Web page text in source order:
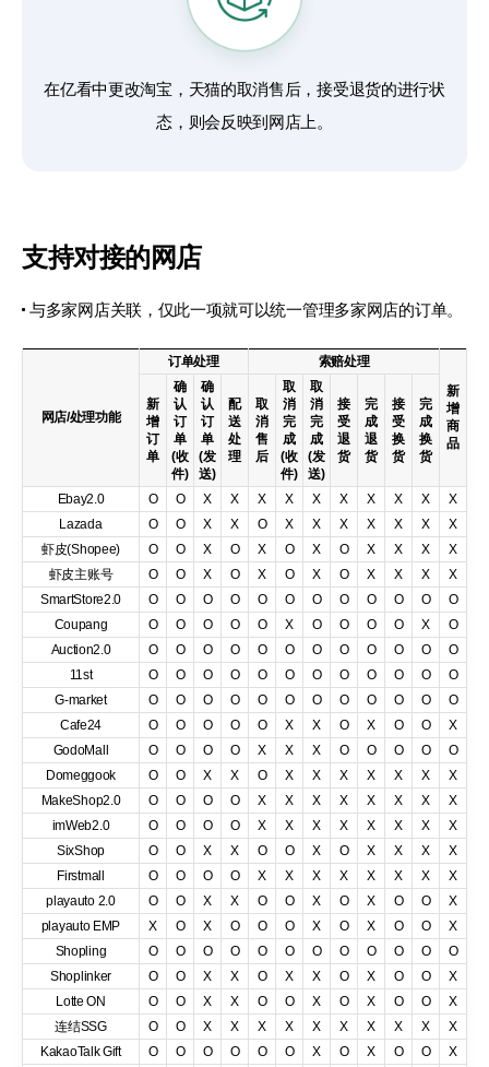
在亿看中更改淘宝，天猫的取消售后，接受退货的进行状
态，则会反映到网店上。
支持对接的网店
与多家网店关联，仅此一项就可以统一管理多家网店的订单。
网店/处理功能
订单处理
索赔处理
新
增
商
品
新
增
订
单
确
认
订
单
(收
件)
确
认
订
单
(发
送)
配
送
处
理
取
消
售
后
取
消
完
成
(收
件)
取
消
完
成
(发
送)
接
受
退
货
完
成
退
货
接
受
换
货
完
成
换
货
Ebay2.0 O O X X X X X X X X X
X
Lazada
O O X X O X X X X X X
X
虾皮(Shopee)
O O X O X O X O X X X
X
虾皮主账号
O O X O X O X O X X X
X
SmartStore2.0
O O O O O O O O O O O
O
Coupang
O O O O O X O O O O X
O
Auction2.0
O O O O O O O O O O O
O
11st
O O O O O O O O O O O
O
G-market
O O O O O O O O O O O
O
Cafe24
O O O O O X X O X O O
X
GodoMall
O O O O X X X O O O O
O
Domeggook
O O X X O X X X X X X
X
MakeShop2.0
O O O O X X X X X X X
X
imWeb2.0
O O O O X X X X X X X
X
SixShop
O O X X O O X O X X X
X
Firstmall
O O O O X X X X X X X
X
playauto 2.0
O O X X O O X O X O O
X
playauto EMP
X O X O O O X O X O O
X
Shopling
O O O O O O O O O O O
O
Shoplinker
O O X X O X X O X O O
X
Lotte ON
O O X X O O X O X O O
X
连结SSG
O O X X X X X X X X X
X
KakaoTalk Gift
O O O O O O X O X O O
X